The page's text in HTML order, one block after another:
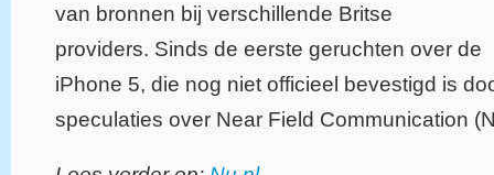
van bronnen bij verschillende Britse
providers. Sinds de eerste geruchten over de
iPhone 5, die nog niet officieel bevestigd is
speculaties over Near Field Communication